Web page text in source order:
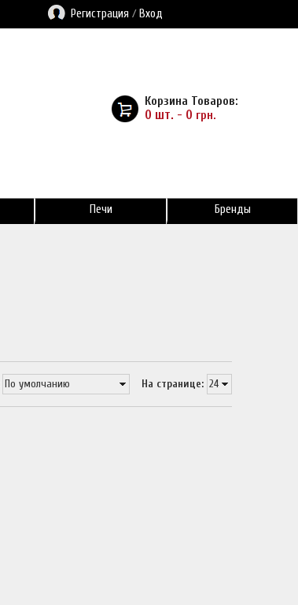
Регистрация / Вход
Корзина Товаров:
0 шт. - 0 грн.
Печи Бренды
На странице: